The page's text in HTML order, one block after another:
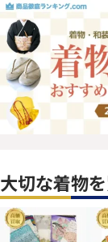
大切な着物